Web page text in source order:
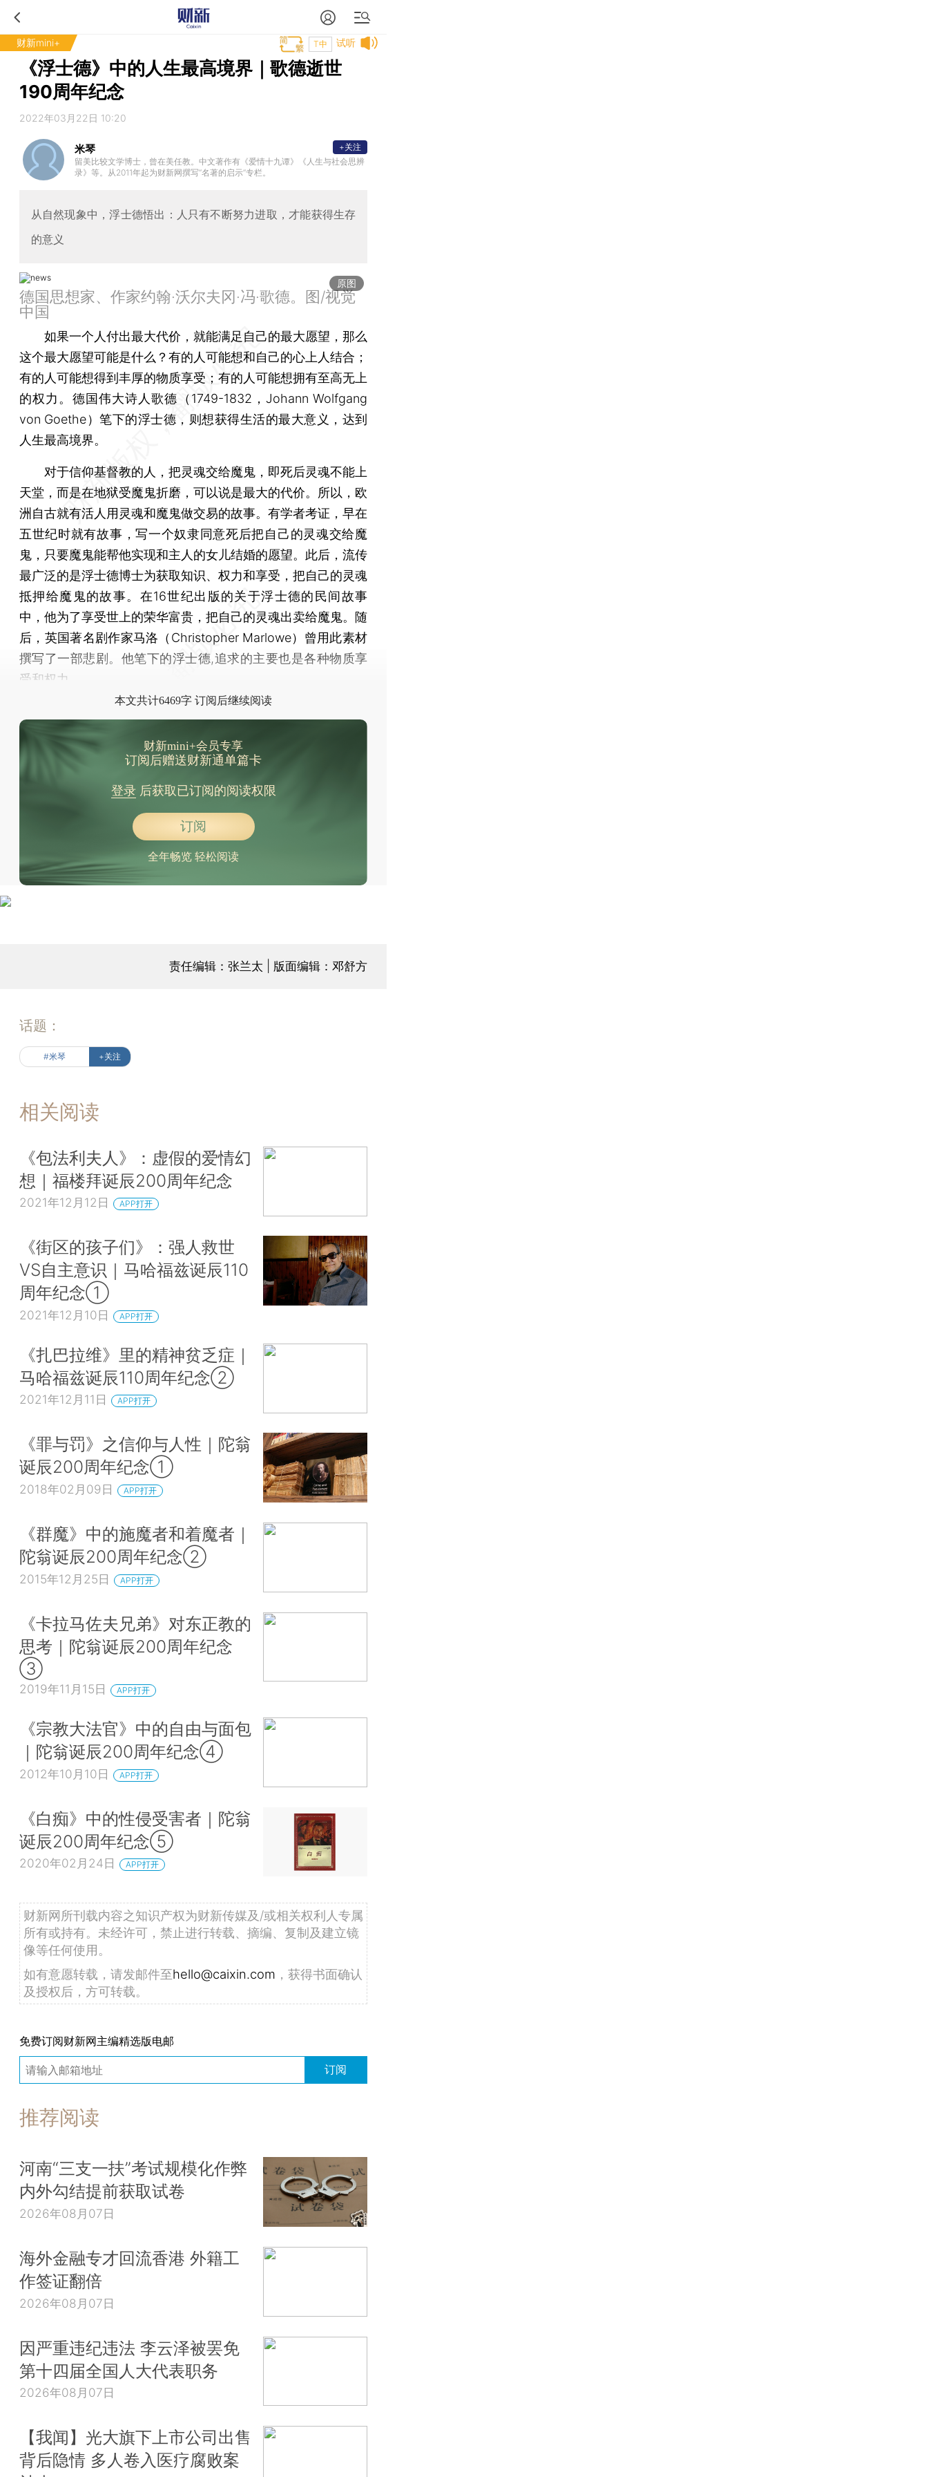
财新mini+ 试听
T中
《浮士德》中的人生最高境界｜歌德逝世
190周年纪念
2022年03月22日 10:20
米琴
留美比较文学博士，曾在美任教。中文著作有《爱情十九谭》《人生与社会思辨
录》等。从2011年起为财新网撰写“名著的启示”专栏。
+关注
从自然现象中，浮士德悟出：人只有不断努力进取，才能获得生存
的意义
原图
德国思想家、作家约翰·沃尔夫冈·冯·歌德。图/视觉
中国
如果一个人付出最大代价，就能满足自己的最大愿望，那么
这个最大愿望可能是什么？有的人可能想和自己的心上人结合；
有的人可能想得到丰厚的物质享受；有的人可能想拥有至高无上
的权力。德国伟大诗人歌德（1749-1832，Johann Wolfgang
von Goethe）笔下的浮士德，则想获得生活的最大意义，达到
人生最高境界。
对于信仰基督教的人，把灵魂交给魔鬼，即死后灵魂不能上
天堂，而是在地狱受魔鬼折磨，可以说是最大的代价。所以，欧
洲自古就有活人用灵魂和魔鬼做交易的故事。有学者考证，早在
五世纪时就有故事，写一个奴隶同意死后把自己的灵魂交给魔
鬼，只要魔鬼能帮他实现和主人的女儿结婚的愿望。此后，流传
最广泛的是浮士德博士为获取知识、权力和享受，把自己的灵魂
抵押给魔鬼的故事。在16世纪出版的关于浮士德的民间故事
中，他为了享受世上的荣华富贵，把自己的灵魂出卖给魔鬼。随
后，英国著名剧作家马洛（Christopher Marlowe）曾用此素材
撰写了一部悲剧。他笔下的浮士德,追求的主要也是各种物质享
受和权力。
本文共计6469字 订阅后继续阅读
财新mini+会员专享
订阅后赠送财新通单篇卡
登录后获取已订阅的阅读权限
订阅
全年畅览 轻松阅读
责任编辑：张兰太 | 版面编辑：邓舒方
话题：
#米琴 +关注
相关阅读
《包法利夫人》：虚假的爱情幻
想｜福楼拜诞辰200周年纪念
2021年12月12日 APP打开
《街区的孩子们》：强人救世
VS自主意识｜马哈福兹诞辰110
周年纪念①
2021年12月10日 APP打开
《扎巴拉维》里的精神贫乏症｜
马哈福兹诞辰110周年纪念②
2021年12月11日 APP打开
《罪与罚》之信仰与人性｜陀翁
诞辰200周年纪念①
2018年02月09日 APP打开
《群魔》中的施魔者和着魔者｜
陀翁诞辰200周年纪念②
2015年12月25日 APP打开
《卡拉马佐夫兄弟》对东正教的
思考｜陀翁诞辰200周年纪念
③
2019年11月15日 APP打开
《宗教大法官》中的自由与面包
｜陀翁诞辰200周年纪念④
2012年10月10日 APP打开
《白痴》中的性侵受害者｜陀翁
诞辰200周年纪念⑤
2020年02月24日 APP打开
财新网所刊载内容之知识产权为财新传媒及/或相关权利人专属
所有或持有。未经许可，禁止进行转载、摘编、复制及建立镜
像等任何使用。
如有意愿转载，请发邮件至hello@caixin.com ，获得书面确认
及授权后，方可转载。
免费订阅财新网主编精选版电邮
订阅
推荐阅读
河南“三支一扶”考试规模化作弊
内外勾结提前获取试卷
2026年08月07日
海外金融专才回流香港 外籍工
作签证翻倍
2026年08月07日
因严重违纪违法 李云泽被罢免
第十四届全国人大代表职务
2026年08月07日
【我闻】光大旗下上市公司出售
背后隐情 多人卷入医疗腐败案